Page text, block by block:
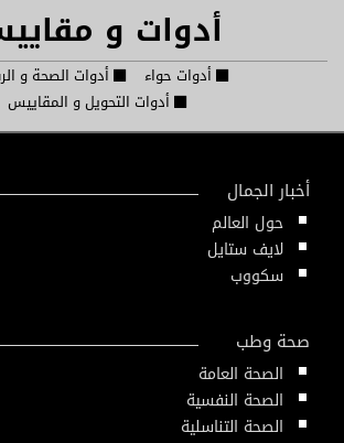
أدوات و
أدوات حواء
أدوات الصحة و
أدوات التحويل و المقاييس
أخبار الجمال
حول العالم
لايف ستايل
سكووب
صحة وطب
الصحة العامة
الصحة النفسية
الصحة التناسلية